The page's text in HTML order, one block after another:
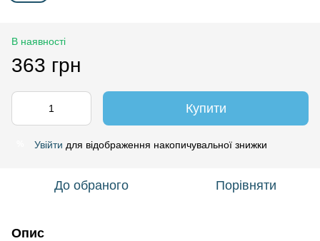
В наявності
363 грн
Купити
Увійти для відображення накопичувальної знижки
До обраного Порівняти
Опис